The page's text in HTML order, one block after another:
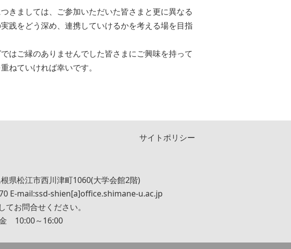
きましては、ご参加いただいた皆さまと更に異なる
践をどう深め、連携していけるかを考える場を目指
はご縁のありませんでした皆さまにご興味を持って
ねていければ幸いです。
サイトポリシー
県松江市西川津町1060(大学会館2階)
E-mail:ssd-shien[a]office.shimane-u.ac.jp
お問合せください。
10:00～16:00